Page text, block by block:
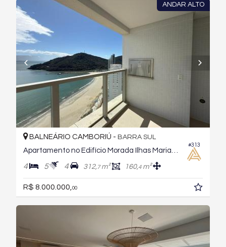
ANDAR ALTO
#313
BALNEÁRIO CAMBORIÚ - BARRA SUL
Apartamento no Edifício Morada Ilhas Marianas
4 5 4 312,7m² 160,4m²
R$ 8.000.000,00